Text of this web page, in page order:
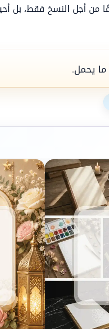
من أجل النسخ فقط، بل
ما يحمل.